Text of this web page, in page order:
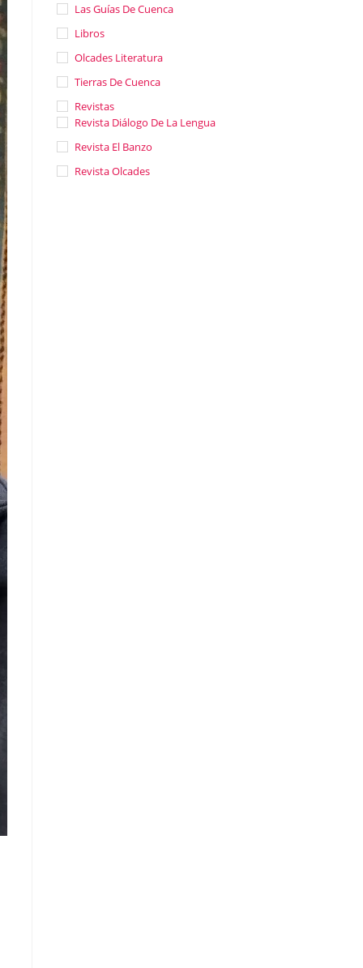
Las Guías De Cuenca
Libros
Olcades Literatura
Tierras De Cuenca
Revistas
Revista Diálogo De La Lengua
Revista El Banzo
Revista Olcades